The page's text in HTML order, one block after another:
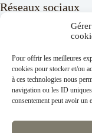
Pour offrir les meilleures
cookies pour stocker et/ou
à ces technologies nous
navigation ou les ID
consentement peut avoir un
Réseaux sociaux
E-mail:
Téléphone: 06 61 35